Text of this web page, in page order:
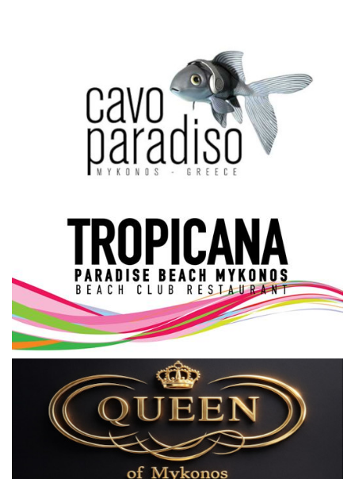
Science & Tech
Aegean Islands
Σεβασμιώτατος Δωρόθεος Β’
Cost Of Living Crisis
Opinion + Analysis
L’Art des Sens
All News